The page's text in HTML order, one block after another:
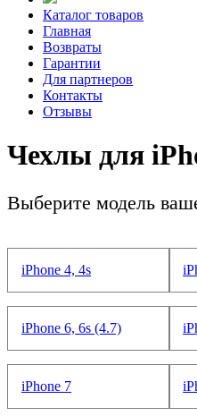
Каталог товаров
Главная
Возвраты
Гарантии
Для партнеров
Контакты
Отзывы
Чехлы для
Выберите модель
iPhone 4, 4s
iPhone 6, 6s (4.7)
iPhone 7